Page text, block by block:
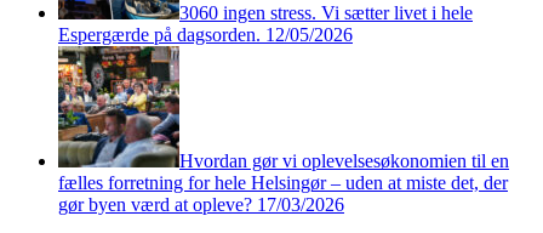
3060 ingen stress. Vi sætter livet i hele
Espergærde på dagsorden. 12/05/2026
Hvordan gør vi oplevelsesøkonomien til en
fælles forretning for hele Helsingør – uden at miste det, der
gør byen værd at opleve? 17/03/2026